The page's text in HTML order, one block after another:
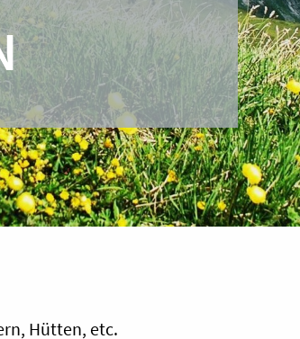
Hütten, etc.